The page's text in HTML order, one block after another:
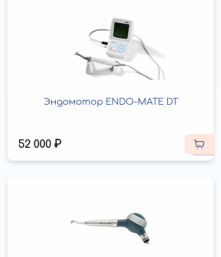
Эндомотор ENDO-MATE DT
52 000